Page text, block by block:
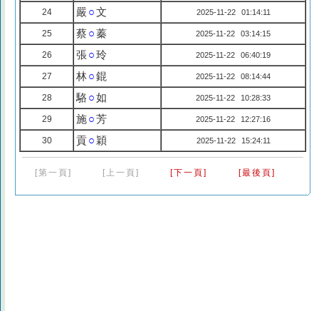
24 嚴 ○文 2025-11-22 01:14:11
25 蔡○蓁 2025-11-22 03:14:15
26 張○玲 2025-11-22 06:40:19
27 林○錕 2025-11-22 08:14:44
28 駱○如 2025-11-22 10:28:33
29 施○芳 2025-11-22 12:27:16
30 貢○ 穎 2025-11-22 15:24:11
[第一頁] [上一頁] [下一頁] [最後頁]